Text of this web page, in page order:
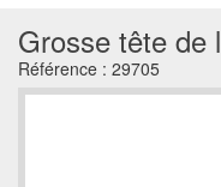
Grosse tête de
Référence : 29705